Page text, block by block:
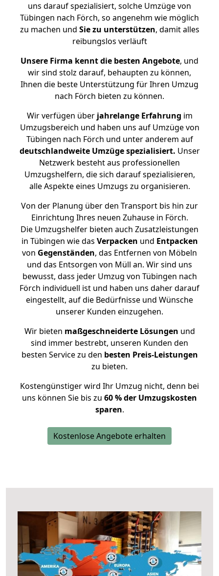
uns darauf spezialisiert, solche Umzüge von
Tübingen nach Förch, so angenehm wie möglich
zu machen und Sie zu unterstützen, damit alles
reibungslos verläuft
Unsere Firma kennt die besten Angebote, und
wir sind stolz darauf, behaupten zu können,
Ihnen die beste Unterstützung für Ihren Umzug
nach Förch bieten zu können.
Wir verfügen überjahrelange Erfahrung im
Umzugsbereich und haben uns auf Umzüge von
Tübingen nach Förch und unter anderem auf
deutschlandweite Umzüge spezialisiert. Unser
Netzwerk besteht aus professionellen
Umzugshelfern, die sich darauf spezialisieren,
alle Aspekte eines Umzugs zu organisieren.
Von der Planung über den Transport bis hin zur
Einrichtung Ihres neuen Zuhause in Förch.
Die Umzugshelfer bieten auch Zusatzleistungen
in Tübingen wie das Verpacken und Entpacken
von Gegenständen, das Entfernen von Möbeln
und das Entsorgen von Müll an. Wir sind uns
bewusst, dass jeder Umzug von Tübingen nach
Förch individuell ist und haben uns daher darauf
eingestellt, auf die Bedürfnisse und Wünsche
unserer Kunden einzugehen.
Wir bieten maßgeschneiderte Lösungen und
sind immer bestrebt, unseren Kunden den
besten Service zu den besten Preis-Leistungen
zu bieten.
Kostengünstiger wird Ihr Umzug nicht, denn bei
uns können Sie bis zu 60 % der Umzugskosten
sparen.
Kostenlose Angebote erhalten